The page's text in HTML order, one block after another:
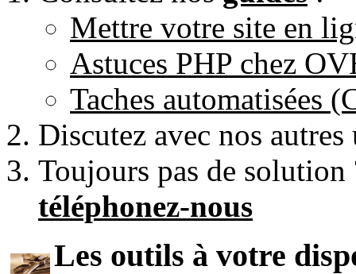
Mettre votre site en
Astuces PHP chez
Taches automatisées
Discutez avec nos
Toujours pas de
téléphonez-nous
Les outils à votre